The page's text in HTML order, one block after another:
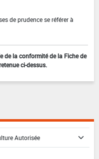
de prudence se référer à
de la conformité de la Fiche de
ci-dessus.